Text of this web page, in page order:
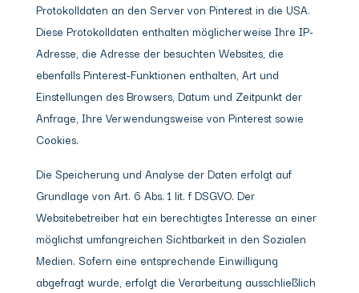
Protokolldaten an den Server von Pinterest in die USA.
Diese Protokolldaten enthalten möglicherweise Ihre IP-
Adresse, die Adresse der besuchten Websites, die
ebenfalls Pinterest-Funktionen enthalten, Art und
Einstellungen des Browsers, Datum und Zeitpunkt der
Anfrage, Ihre Verwendungsweise von Pinterest sowie
Cookies.
Die Speicherung und Analyse der Daten erfolgt auf
Grundlage von Art. 6 Abs. 1 lit. f DSGVO. Der
Websitebetreiber hat ein berechtigtes Interesse an einer
möglichst umfangreichen Sichtbarkeit in den Sozialen
Medien. Sofern eine entsprechende Einwilligung
abgefragt wurde, erfolgt die Verarbeitung ausschließlich